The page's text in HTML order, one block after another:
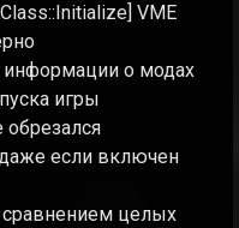
VME
информации о модах
игры
обрезался
если включен
целых